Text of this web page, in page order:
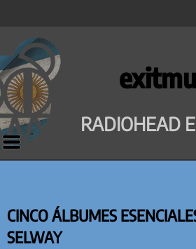
Saltar
al
contenido
RADIOHEAD
CINCO ÁLBUMES
SELWAY